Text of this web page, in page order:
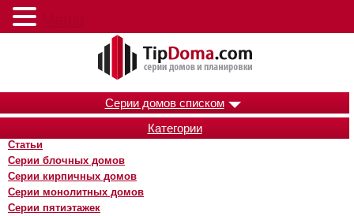
Серии домов списком
Категории
Статьи
Серии блочных домов
Серии кирпичных домов
Серии монолитных домов
Серии пятиэтажек